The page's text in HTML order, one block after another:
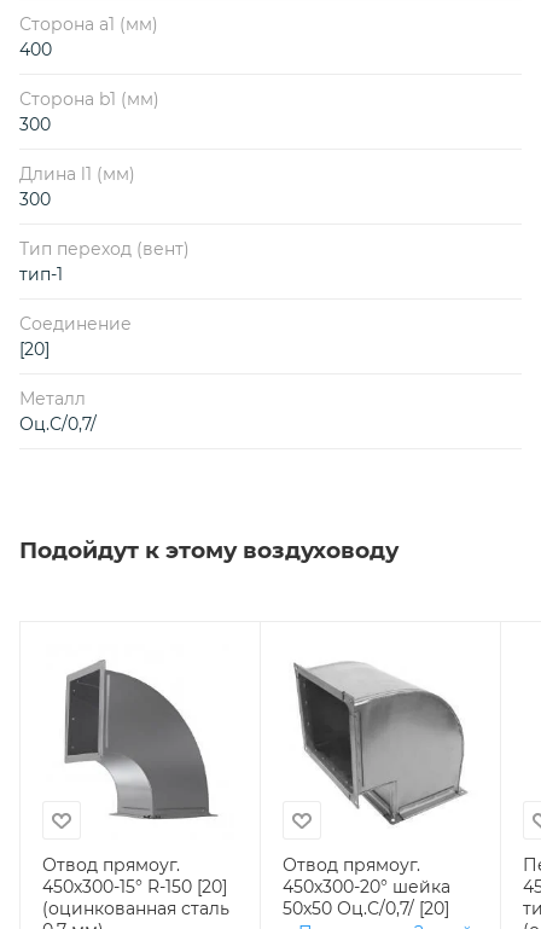
Сторона a1 (мм)
400
Сторона b1 (мм)
300
Длина l1 (мм)
300
Тип переход (вент)
тип-1
Соединение
[20]
Металл
Оц.С/0,7/
Подойдут к этому воздуховоду
Отвод прямоуг.
450х300-15° R-150 [20]
(оцинкованная сталь
Отвод прямоуг.
450х300-20° шейка
50х50 Оц.С/0,7/ [20]